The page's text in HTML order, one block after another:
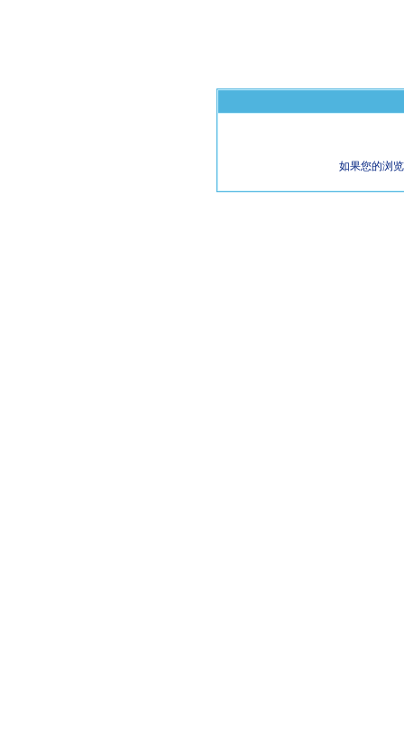
如果您的浏